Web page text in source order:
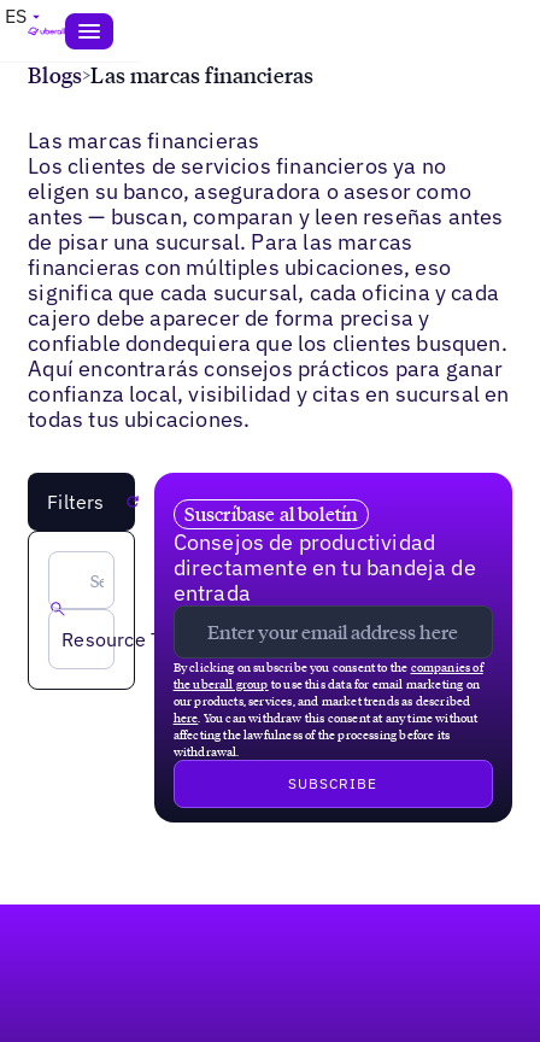
ES
Blogs>Las marcas financieras
Las marcas financieras
Los clientes de servicios financieros ya no
eligen su banco, aseguradora o asesor como
antes — buscan, comparan y leen reseñas antes
de pisar una sucursal. Para las marcas
financieras con múltiples ubicaciones, eso
significa que cada sucursal, cada oficina y cada
cajero debe aparecer de forma precisa y
confiable dondequiera que los clientes busquen.
Aquí encontrarás consejos prácticos para ganar
confianza local, visibilidad y citas en sucursal en
todas tus ubicaciones.
Filters Reset
Resource Type
Suscríbase al boletín
Consejos de productividad
directamente en tu bandeja de
entrada
By clicking on subscribe you consent to the companies of
the uberall group to use this data for email marketing on
our products, services, and market trends as described
here . You can withdraw this consent at any time without
affecting the lawfulness of the processing before its
withdrawal.